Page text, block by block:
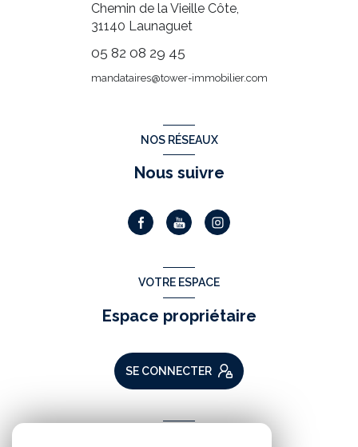
Chemin de la Vieille Côte,
31140 Launaguet
05 82 08 29 45
mandataires@tower-immobilier.com
NOS RÉSEAUX
Nous suivre
VOTRE ESPACE
Espace propriétaire
SE CONNECTER